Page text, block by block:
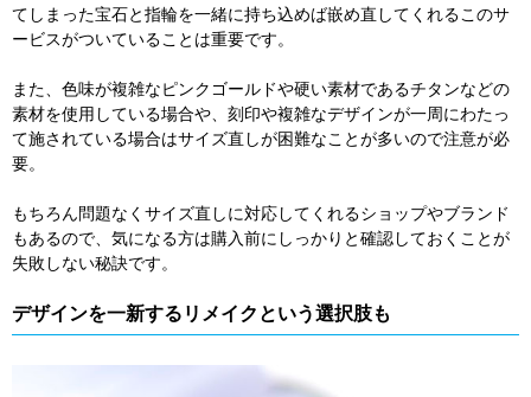
てしまった宝石と指輪を一緒に持ち込めば嵌め直してくれるこのサ
ービスがついていることは重要です。
また、色味が複雑なピンクゴールドや硬い素材であるチタンなどの
素材を使用している場合や、刻印や複雑なデザインが一周にわたっ
て施されている場合はサイズ直しが困難なことが多いので注意が必
要。
もちろん問題なくサイズ直しに対応してくれるショップやブランド
もあるので、気になる方は購入前にしっかりと確認しておくことが
失敗しない秘訣です。
デザインを一新するリメイクという選択肢も